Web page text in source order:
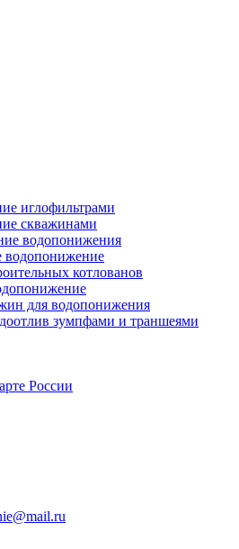
иглофильтрами
скважинами
водопонижения
водопонижение
котлованов
для водопонижения
зумпфами и траншеями
России